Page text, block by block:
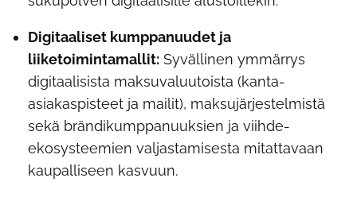
Digitaaliset kumppanuudet ja
liiketoimintamallit: Syvällinen ymmärrys
digitaalisista maksuvaluutoista (kanta-
asiakaspisteet ja mailit), maksujärjestelmistä
sekä brändikumppanuuksien ja viihde-
ekosysteemien valjastamisesta mitattavaan
kaupalliseen kasvuun.